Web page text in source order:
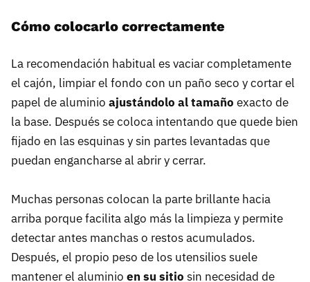
Cómo colocarlo correctamente
La recomendación habitual es vaciar completamente
el cajón, limpiar el fondo con un paño seco y cortar el
papel de aluminio ajustándolo al tamaño exacto de
la base. Después se coloca intentando que quede bien
fijado en las esquinas y sin partes levantadas que
puedan engancharse al abrir y cerrar.
Muchas personas colocan la parte brillante hacia
arriba porque facilita algo más la limpieza y permite
detectar antes manchas o restos acumulados.
Después, el propio peso de los utensilios suele
mantener el aluminio en su sitio sin necesidad de